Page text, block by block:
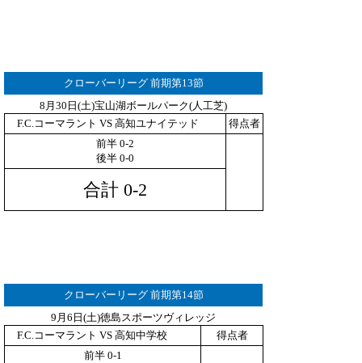
クローバーリーグ 前期第13節
8月30日(土)宝山湖ボールパーク(人工芝)
F.C.コーマラント VS 高知ユナイテッド
得点者
前半 0-2
後半 0-0
合計 0-2
クローバーリーグ 前期第14節
9月6日(土)徳島スポーツヴィレッジ
F.C.コーマラント VS 高知中学校
得点者
前半 0-1